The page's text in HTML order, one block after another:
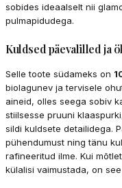
sobides ideaalselt nii
pulmapidudega.
Kuldsed päevalilled ja
Selle toote südameks on
biolagunev ja tervisele
aineid, olles seega sobiv
stiilsesse pruuni
sildi kuldsete detailidega.
pühendumust ning tänu
rafineeritud ilme. Kui
külalisi vaimustada, on